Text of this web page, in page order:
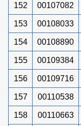
152 00107082
153 00108033
154 00108890
155 00109384
156 00109716
157 00110538
158 00110663